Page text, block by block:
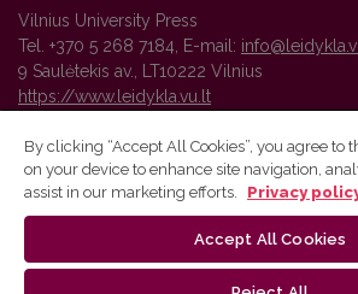
Vilnius University Press
Tel. +370 5 268 7184, E-mail:
9 Saulėtekis av., LT10222 Vilnius
https://www.leidykla.vu.lt
Vilnius University Press platform and
By clicking “Accept All Cookies”, you agree to
on your device to enhance site navigation,
assist in our marketing efforts.
Privacy
Accept All Cookies